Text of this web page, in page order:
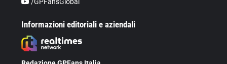
/GPFansGlobal
Informazioni editoriali e aziendali